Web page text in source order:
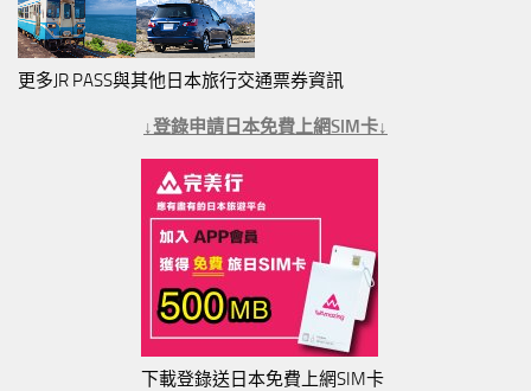
更多JR PASS與其他日本旅行交通票券資訊
↓登錄申請日本免費上網SIM卡↓
下載登錄送日本免費上網SIM卡